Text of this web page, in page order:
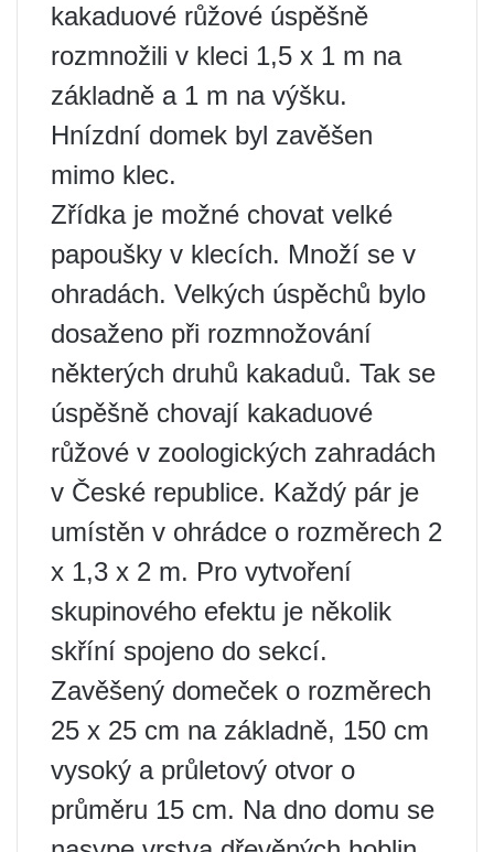
kakaduové růžové úspěšně
rozmnožili v kleci 1,5 x 1 m na
základně a 1 m na výšku.
Hnízdní domek byl zavěšen
mimo klec.
Zřídka je možné chovat velké
papoušky v klecích. Množí se v
ohradách. Velkých úspěchů bylo
dosaženo při rozmnožování
některých druhů kakaduů. Tak se
úspěšně chovají kakaduové
růžové v zoologických zahradách
v České republice. Každý pár je
umístěn v ohrádce o rozměrech 2
x 1,3 x 2 m. Pro vytvoření
skupinového efektu je několik
skříní spojeno do sekcí.
Zavěšený domeček o rozměrech
25 x 25 cm na základně, 150 cm
vysoký a průletový otvor o
průměru 15 cm. Na dno domu se